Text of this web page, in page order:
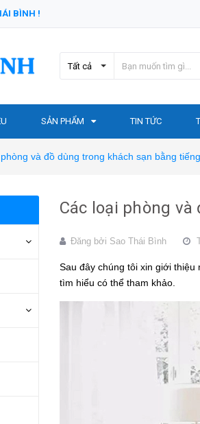
BÌNH !
Tất cả
SẢN PHẨM TIN TỨC
và đồ dùng trong khách sạn bằng
Các loại phòng
Đăng bởi Sao Thái Bình
Sau đây chúng tôi xin giới
tìm hiểu có thể tham khảo.